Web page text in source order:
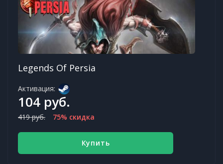
Legends Of Persia
Активация:
104 руб.
419 руб. 75% скидка
Купить